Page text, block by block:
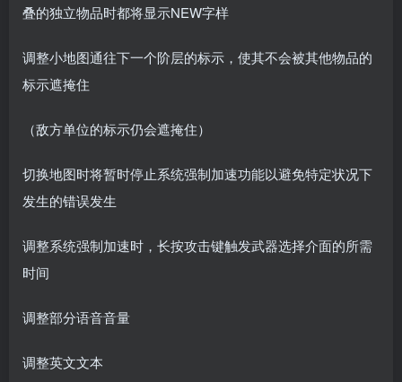
叠的独立物品时都将显示NEW字样
调整小地图通往下一个阶层的标示，使其不会被其他物品的
标示遮掩住
（敌方单位的标示仍会遮掩住）
切换地图时将暂时停止系统强制加速功能以避免特定状况下
发生的错误发生
调整系统强制加速时，长按攻击键触发武器选择介面的所需
时间
调整部分语音音量
调整英文文本